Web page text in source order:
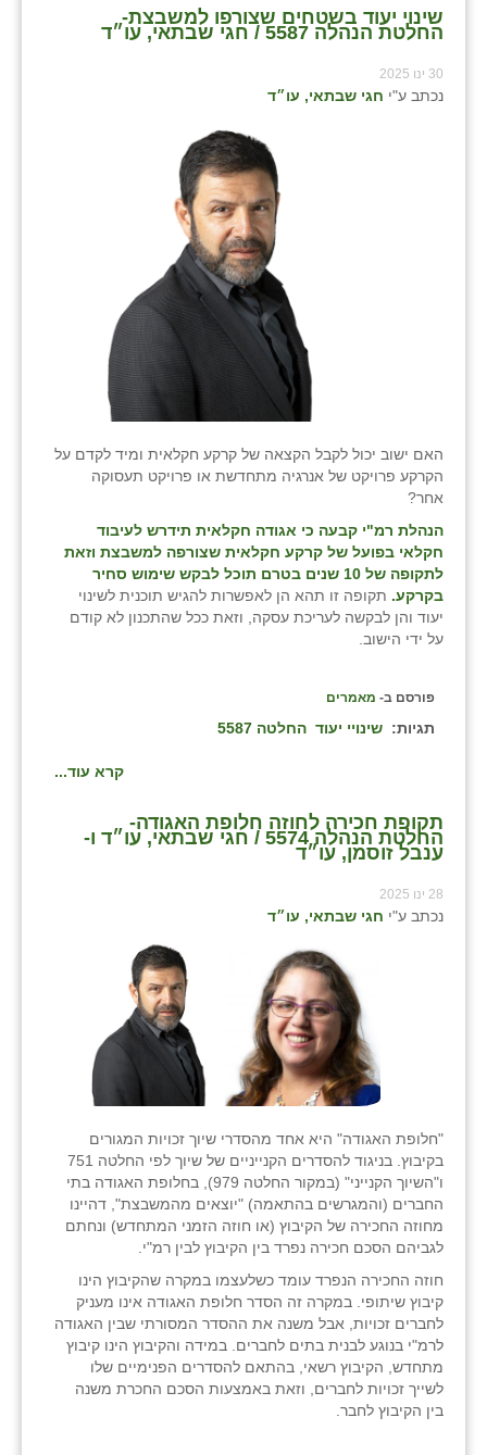
שינוי יעוד בשטחים שצורפו למשבצת-
החלטת הנהלה 5587 / חגי שבתאי, עו״ד
30 ינו 2025
נכתב ע"י חגי שבתאי, עו״ד
האם ישוב יכול לקבל הקצאה של קרקע חקלאית ומיד לקדם על
הקרקע פרויקט של אנרגיה מתחדשת או פרויקט תעסוקה
אחר?
הנהלת רמ"י קבעה כי אגודה חקלאית תידרש לעיבוד
חקלאי בפועל של קרקע חקלאית שצורפה למשבצת וזאת
לתקופה של 10 שנים בטרם תוכל לבקש שימוש סחיר
בקרקע. תקופה זו תהא הן לאפשרות להגיש תוכנית לשינוי
יעוד והן לבקשה לעריכת עסקה, וזאת ככל שהתכנון לא קודם
על ידי הישוב.
פורסם ב- מאמרים
תגיות: שינויי יעוד החלטה 5587
קרא עוד...
תקופת חכירה לחוזה חלופת האגודה-
החלטת הנהלה 5574 / חגי שבתאי, עו״ד ו-
ענבל זוסמן, עו״ד
28 ינו 2025
נכתב ע"י חגי שבתאי, עו״ד
"חלופת האגודה" היא אחד מהסדרי שיוך זכויות המגורים
בקיבוץ. בניגוד להסדרים הקנייניים של שיוך לפי החלטה 751
ו"השיוך הקנייני" (במקור החלטה 979), בחלופת האגודה בתי
החברים (והמגרשים בהתאמה) "יוצאים מהמשבצת", דהיינו
מחוזה החכירה של הקיבוץ (או חוזה הזמני המתחדש) ונחתם
לגביהם הסכם חכירה נפרד בין הקיבוץ לבין רמ"י.
חוזה החכירה הנפרד עומד כשלעצמו במקרה שהקיבוץ הינו
קיבוץ שיתופי. במקרה זה הסדר חלופת האגודה אינו מעניק
לחברים זכויות, אבל משנה את ההסדר המסורתי שבין האגודה
לרמ"י בנוגע לבנית בתים לחברים. במידה והקיבוץ הינו קיבוץ
מתחדש, הקיבוץ רשאי, בהתאם להסדרים הפנימיים שלו
לשייך זכויות לחברים, וזאת באמצעות הסכם החכרת משנה
בין הקיבוץ לחבר.